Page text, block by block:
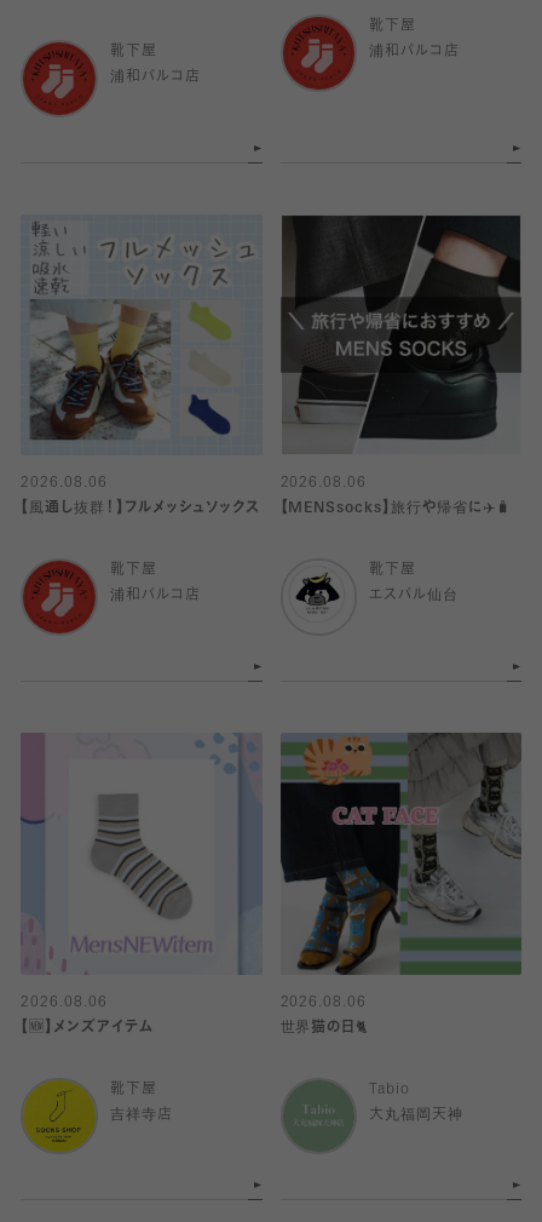
靴下屋
浦和パルコ店
靴下屋
浦和パルコ店
2026.08.06
【風通し抜群！】フルメッシュソックス
靴下屋
浦和パルコ店
2026.08.06
【MENSsocks】旅行や帰省に✈️🧳
靴下屋
エスパル仙台
2026.08.06
【🆕】メンズアイテム
靴下屋
吉祥寺店
2026.08.06
世界猫の日🐈
Tabio
大丸福岡天神